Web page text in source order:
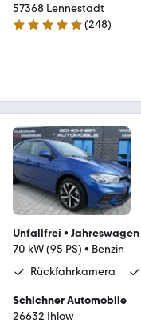
57368 Lennestadt
4.9 Sterne
(248)
Unfallfrei • Jahreswagen
70 kW (95 PS) • Benzin
Rückfahrkamera
Schichner Automobile
26632 Ihlow